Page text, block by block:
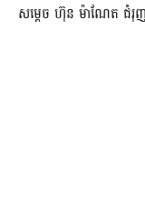
សម្តេច ហ៊ុន ម៉ាណែត ជំរុ